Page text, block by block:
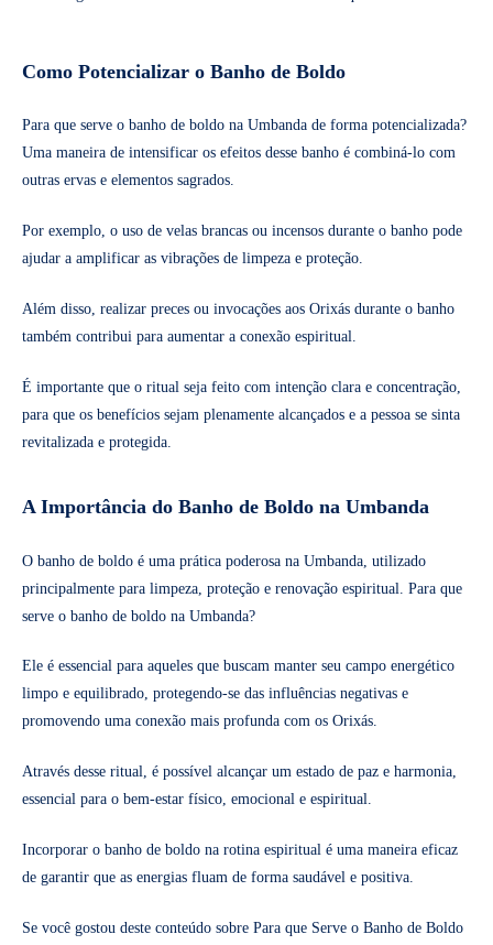
Como Potencializar o Banho de Boldo
Para que serve o banho de boldo na Umbanda de forma potencializada?
Uma maneira de intensificar os efeitos desse banho é combiná-lo com
outras ervas e elementos sagrados.
Por exemplo, o uso de velas brancas ou incensos durante o banho pode
ajudar a amplificar as vibrações de limpeza e proteção.
Além disso, realizar preces ou invocações aos Orixás durante o banho
também contribui para aumentar a conexão espiritual.
É importante que o ritual seja feito com intenção clara e concentração,
para que os benefícios sejam plenamente alcançados e a pessoa se sinta
revitalizada e protegida.
A Importância do Banho de Boldo na Umbanda
O banho de boldo é uma prática poderosa na Umbanda, utilizado
principalmente para limpeza, proteção e renovação espiritual. Para que
serve o banho de boldo na Umbanda?
Ele é essencial para aqueles que buscam manter seu campo energético
limpo e equilibrado, protegendo-se das influências negativas e
promovendo uma conexão mais profunda com os Orixás.
Através desse ritual, é possível alcançar um estado de paz e harmonia,
essencial para o bem-estar físico, emocional e espiritual.
Incorporar o banho de boldo na rotina espiritual é uma maneira eficaz
de garantir que as energias fluam de forma saudável e positiva.
Se você gostou deste conteúdo sobre Para que Serve o Banho de Boldo